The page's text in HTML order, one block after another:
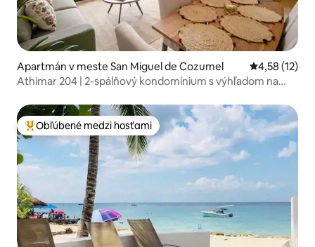
Apartmán v meste San Miguel de Cozumel Priemerné
4,58 (12)
Athimar 204 | 2-spálňový kondomínium s výhľadom na
Najobľúbenejšie medzi hosťami
Obľúbené medzi hosťami